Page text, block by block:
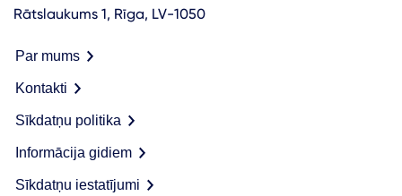
Rātslaukums 1, Rīga, LV-1050
Par mums
Kontakti
Sīkdatņu politika
Informācija gidiem
Sīkdatņu iestatījumi